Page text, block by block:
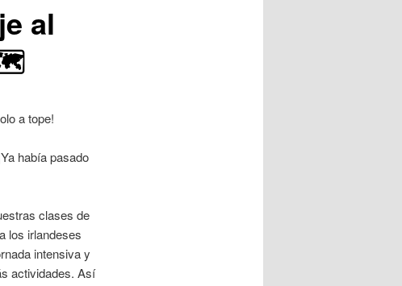
al
a tope!
había pasado
clases de
los irlandeses
intensiva y
actividades. Así